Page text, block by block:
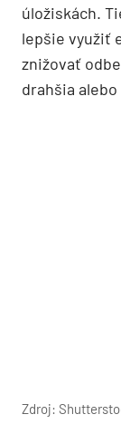
úložiskách.
lepšie využiť
znižovať
drahšia
Zdroj: